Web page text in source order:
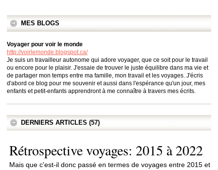
MES BLOGS
Voyager pour voir le monde
http://voirlemonde.blogspot.ca/
Je suis un travailleur autonome qui adore voyager, que ce soit pour le travail
ou encore pour le plaisir. J'essaie de trouver le juste équilibre dans ma vie et
de partager mon temps entre ma famille, mon travail et les voyages. J'écris
d'abord ce blog pour me souvenir et aussi dans l'espérance qu'un jour, mes
enfants et petit-enfants apprendront à me connaître à travers mes écrits.
DERNIERS ARTICLES (57)
Rétrospective voyages: 2015 à 2022
Mais que c'est-il donc passé en termes de voyages entre 2015 et